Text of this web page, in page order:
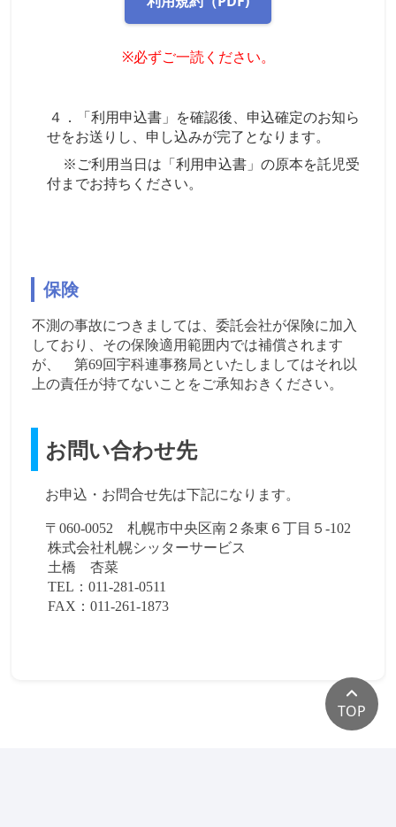
※必ずご一読ください。
４．「利用申込書」を確認後、申込確定のお知ら
せをお送りし、申し込みが完了となります。
※ご利用当日は「利用申込書」の原本を託児受
付までお持ちください。
保険
不測の事故につきましては、委託会社が保険に加入
しており、その保険適用範囲内では補償されます
が、 第69回宇科連事務局といたしましてはそれ以
上の責任が持てないことをご承知おきください。
お問い合わせ先
お申込・お問合せ先は下記になります。
〒060-0052 札幌市中央区南２条東６丁目５‐102
株式会社札幌シッターサービス
土橋 杏菜
TEL ：011-281-0511
FAX ：011-261-1873
TOP